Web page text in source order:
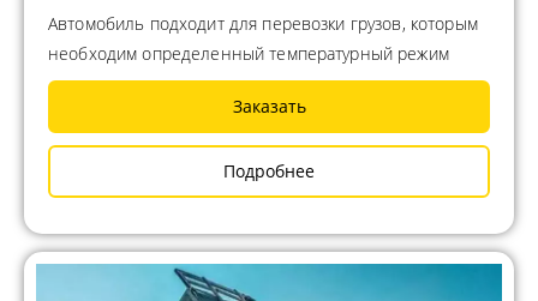
Автомобиль подходит для перевозки грузов, которым
необходим определенный температурный режим
Заказать
Подробнее